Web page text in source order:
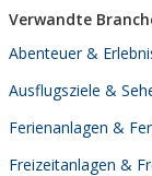
Verwandte
Abenteuer &
Ausflugsziele &
Ferienanlagen &
Freizeitanlagen &